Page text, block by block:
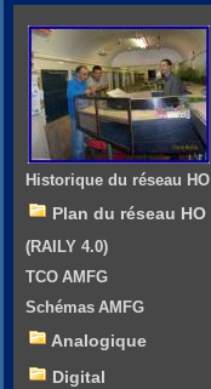
Historique du réseau HO
Plan du réseau HO
(RAILY 4.0)
TCO AMFG
Schémas AMFG
Analogique
Digital